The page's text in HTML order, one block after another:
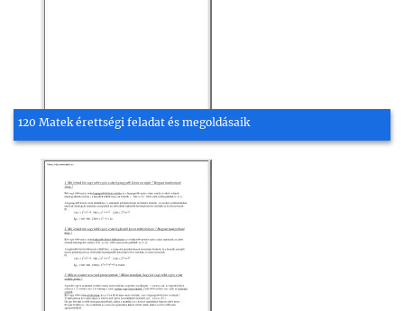
120 Matek érettségi feladat és megoldásaik